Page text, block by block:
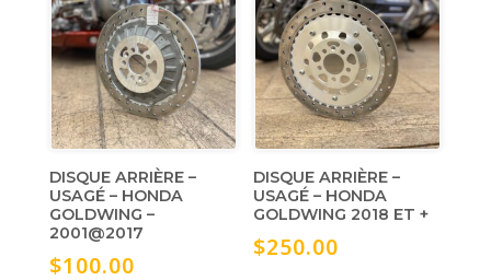
DISQUE ARRIÈRE –
USAGÉ – HONDA
GOLDWING –
2001@2017
$100.00
DISQUE ARRIÈRE –
USAGÉ – HONDA
GOLDWING 2018 ET +
$250.00